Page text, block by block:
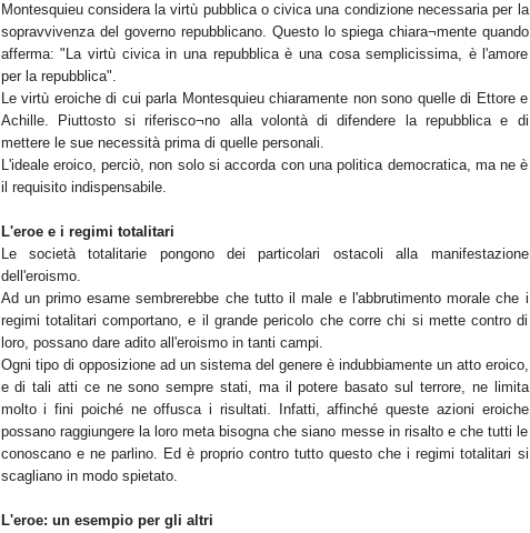
Montesquieu considera la virtù pubblica o civica una condizione necessaria per la
sopravvivenza del governo repubblicano. Questo lo spiega chiara¬mente quando
afferma: "La virtù civica in una repubblica è una cosa semplicissima, è l'amore
per la repubblica".
Le virtù eroiche di cui parla Montesquieu chiaramente non sono quelle di Ettore e
Achille. Piuttosto si riferisco¬no alla volontà di difendere la repubblica e di
mettere le sue necessità prima di quelle personali.
L'ideale eroico, perciò, non solo si accorda con una politica democratica, ma ne è
il requisito indispensabile.
L'eroe e i regimi totalitari
Le società totalitarie pongono dei particolari ostacoli alla manifestazione
dell'eroismo.
Ad un primo esame sembrerebbe che tutto il male e l'abbrutimento morale che i
regimi totalitari comportano, e il grande pericolo che corre chi si mette contro di
loro, possano dare adito all'eroismo in tanti campi.
Ogni tipo di opposizione ad un sistema del genere è indubbiamente un atto eroico,
e di tali atti ce ne sono sempre stati, ma il potere basato sul terrore, ne limita
molto i fini poiché ne offusca i risultati. Infatti, affinché queste azioni eroiche
possano raggiungere la loro meta bisogna che siano messe in risalto e che tutti le
conoscano e ne parlino. Ed è proprio contro tutto questo che i regimi totalitari si
scagliano in modo spietato.
L'eroe: un esempio per gli altri